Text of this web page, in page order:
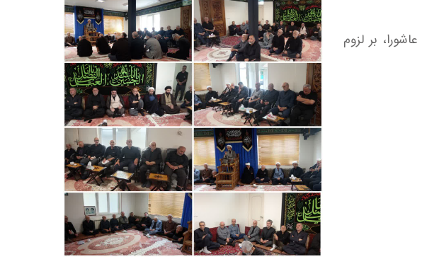
بر لزوم